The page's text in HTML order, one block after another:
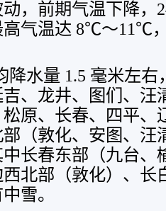
，前期气温下降，
高气温达 8℃～11℃
降水量 1.5 毫米左
、龙井、图们、汪
松原、长春、四平、
（敦化、安图、汪
长春东部（九台、
北部（敦化）、长
雪。